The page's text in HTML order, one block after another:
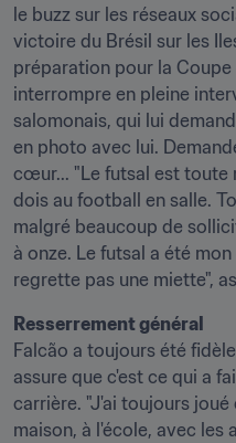
le buzz sur les réseaux
victoire du Brésil sur les
préparation pour la
interrompre en pleine
salomonais, qui lui
en photo avec lui.
cœur... "Le futsal est toute
dois au football en salle.
malgré beaucoup de
à onze. Le futsal a été
regrette pas une miette",
Resserrement général
Falcão a toujours été
assure que c'est ce qui a
carrière. "J'ai toujours joué
maison, à l'école, avec les